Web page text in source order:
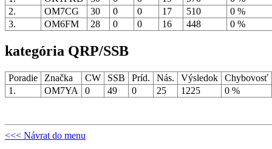
2.
OM7CG 30 0 0 17 510
0 %
3.
OM6FM 28 0 0 16 448 0 %
kategória QRP/SSB
Poradie Značka CW SSB Príd. Nás. Výsledok
Chybovosť
1.
OM7YA 0 49 0 25 1225 0 %
<<< Návrat do menu